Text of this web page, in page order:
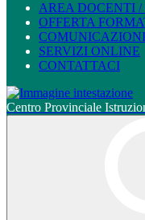
AREA DOCENTI /
OFFERTA
COMUNICAZIONI
SERVIZI ONLINE
CONTATTACI
Centro Provinciale